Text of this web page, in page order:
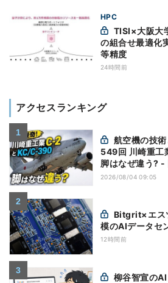
HPC
の組合せ最適化
等精度
24時間前
アクセスランキング
549回 川崎重
脚はなぜ違う? -
(5)|軍用輸送機
2026/08/04 09:05
模のAIデータセ
12時間前